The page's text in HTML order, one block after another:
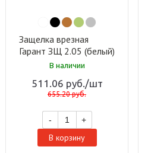
Защелка врезная
Гарант ЗЩ 2.05 (белый)
В наличии
511.06 руб. /шт
655.20руб.
- +
В корзину